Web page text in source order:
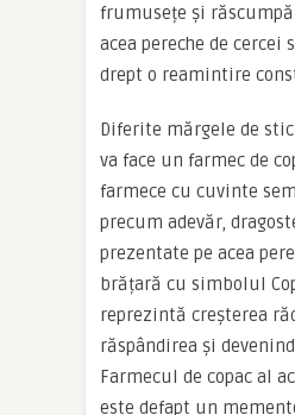
frumusețe și
acea pereche de cercei
drept o reamintire
Diferite mărgele de
va face un farmec de
farmece cu cuvinte
precum adevăr,
prezentate pe acea
brățară cu simbolul
reprezintă creșterea
răspândirea și
Farmecul de copac al
este defapt un